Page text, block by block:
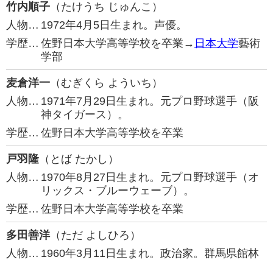
竹内順子 （たけうち じゅんこ）
人物… 1972年4月5日生まれ。声優。
学歴… 佐野日本大学高等学校を卒業→ 日本大学藝術
学部
麦倉洋一 （むぎくら よういち）
人物… 1971年7月29日生まれ。元プロ野球選手（阪
神タイガース）。
学歴… 佐野日本大学高等学校を卒業
戸羽隆 （とば たかし）
人物… 1970年8月27日生まれ。元プロ野球選手（オ
リックス・ブルーウェーブ）。
学歴… 佐野日本大学高等学校を卒業
多田善洋（ただ よしひろ）
人物… 1960年3月11日生まれ。政治家。群馬県館林